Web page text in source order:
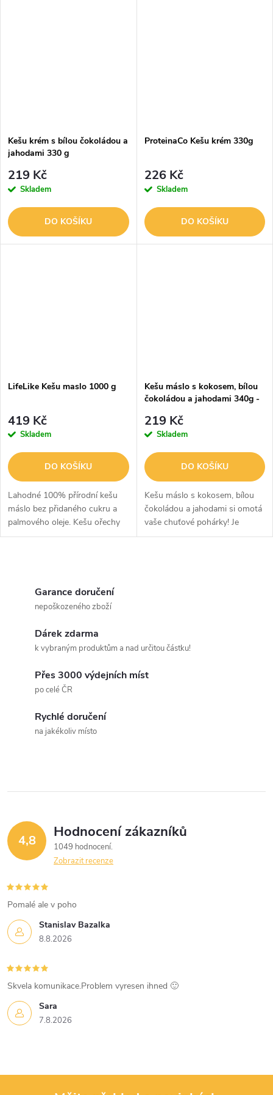
Kešu krém s bílou čokoládou a
jahodami 330 g
219 Kč
Skladem
DO KOŠÍKU
ProteinaCo Kešu krém 330g
226 Kč
Skladem
DO KOŠÍKU
LifeLike Kešu maslo 1000 g
419 Kč
Skladem
DO KOŠÍKU
Lahodné 100% přírodní kešu
máslo bez přidaného cukru a
palmového oleje. Kešu ořechy
mají přirozeně sladkou chuť,
Kešu máslo s kokosem, bílou
čokoládou a jahodami 340g -
219 Kč
Skladem
DO KOŠÍKU
Kešu máslo s kokosem, bílou
čokoládou a jahodami si omotá
vaše chuťové pohárky! Je
vyrobeno z křupavých kešu
r
v
k
v
ý
p
i
s
u
Garance doručení
nepoškozeného zboží
Dárek zdarma
k vybraným produktům a nad určitou částku!
Přes 3000 výdejních míst
po celé ČR
Rychlé doručení
na jakékoliv místo
4,8 Hodnocení zákazníků
1049 hodnocení
Zobrazit recenze
Stanislav Bazalka
8.8.2026
Pomalé ale v poho
Sara
7.8.2026
Skvela komunikace.Problem vyresen ihned 🙂